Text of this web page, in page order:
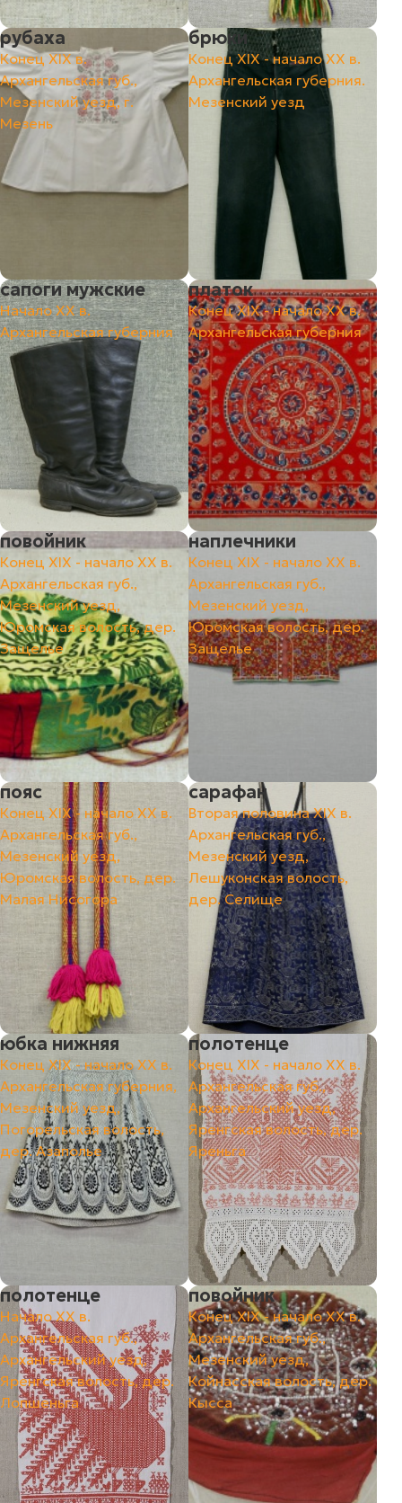
рубаха
Конец ХIХ в.
Архангельская губ.,
Мезенский уезд, г.
Мезень
брюки
Конец ХIХ - начало ХХ в.
Архангельская губерния.
Мезенский уезд
сапоги мужские
Начало ХХ в.
Архангельская губерния
платок
Конец ХIХ - начало ХХ в.
Архангельская губерния
повойник
Конец ХIХ - начало ХХ в.
Архангельская губ.,
Мезенский уезд,
Юромская волость, дер.
Защелье
наплечники
Конец ХIХ - начало ХХ в.
Архангельская губ.,
Мезенский уезд,
Юромская волость, дер.
Защелье
пояс
Конец ХIХ - начало ХХ в.
Архангельская губ.,
Мезенский уезд,
Юромская волость, дер.
Малая Нисогора
сарафан
Вторая половина ХIХ в.
Архангельская губ.,
Мезенский уезд,
Лешуконская волость,
дер. Селище
юбка нижняя
Конец XIX - начало XX в.
Архангельская губерния,
Мезенский уезд,
Погорельская волость,
дер. Азаполье
полотенце
Конец ХIХ - начало ХХ в.
Архангельская губ.,
Архангельский уезд,
Яренгская волость, дер.
Яреньга
полотенце
Начало ХХ в.
Архангельская губ.,
Архангельский уезд,
Яренгская волость, дер.
Лопшеньга
повойник
Конец ХIХ - начало ХХ в.
Архангельская губ.,
Мезенский уезд,
Койнасская волость, дер.
Кысса